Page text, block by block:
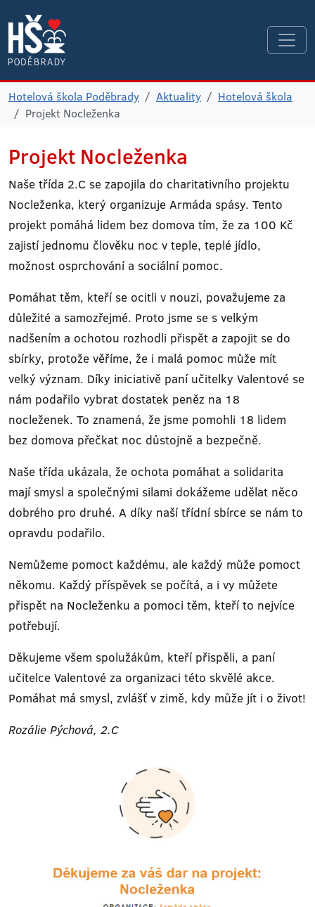
Hotelová škola Poděbrady Aktuality
Hotelová škola
Projekt Nocleženka
Projekt Nocleženka
Naše třída 2.C se zapojila do charitativního projektu
Nocleženka, který organizuje Armáda spásy. Tento
projekt pomáhá lidem bez domova tím, že za 100 Kč
zajistí jednomu člověku noc v teple, teplé jídlo,
možnost osprchování a sociální pomoc.
Pomáhat těm, kteří se ocitli v nouzi, považujeme za
důležité a samozřejmé. Proto jsme se s velkým
nadšením a ochotou rozhodli přispět a zapojit se do
sbírky, protože věříme, že i malá pomoc může mít
velký význam. Díky iniciativě paní učitelky Valentové se
nám podařilo vybrat dostatek peněz na 18
nocleženek. To znamená, že jsme pomohli 18 lidem
bez domova přečkat noc důstojně a bezpečně.
Naše třída ukázala, že ochota pomáhat a solidarita
mají smysl a společnými silami dokážeme udělat něco
dobrého pro druhé. A díky naší třídní sbírce se nám to
opravdu podařilo.
Nemůžeme pomoct každému, ale každý může pomoct
někomu. Každý příspěvek se počítá, a i vy můžete
přispět na Nocleženku a pomoci těm, kteří to nejvíce
potřebují.
Děkujeme všem spolužákům, kteří přispěli, a paní
učitelce Valentové za organizaci této skvělé akce.
Pomáhat má smysl, zvlášť v zimě, kdy může jít i o život!
Rozálie Pýchová, 2.C